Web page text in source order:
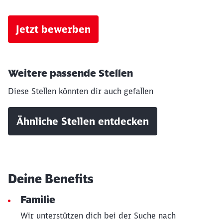
Jetzt bewerben
Weitere passende Stellen
Diese Stellen könnten dir auch gefallen
Ähnliche Stellen entdecken
Deine Benefits
Familie
Wir unterstützen dich bei der Suche nach
Abbrechen